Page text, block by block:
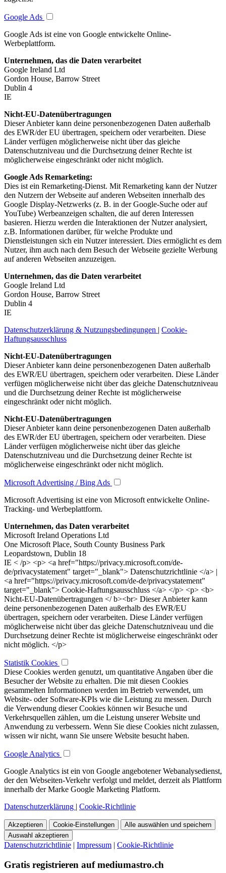
Google Ads
Google Ads ist eine von Google entwickelte Online-
Werbeplattform.
Unternehmen, das die Daten verarbeitet
Google Ireland Ltd
Gordon House, Barrow Street
Dublin 4
IE
Nicht-EU-Datenübertragungen
Dieser Anbieter kann deine personenbezogenen Daten außerhalb
des EWR/der EU übertragen, speichern oder verarbeiten. Diese
Länder verfügen möglicherweise nicht über das gleiche
Datenschutzniveau und die Durchsetzung deiner Rechte ist
möglicherweise eingeschränkt oder nicht möglich.
Google Ads Remarketing:
Dies ist ein Remarketing-Dienst. Mit Remarketing kann der Nutzer
den Nutzern der Webseite auf anderen Webseiten innerhalb des
Google Display-Netzwerks (z. B. in der Google-Suche oder auf
YouTube) Werbeanzeigen schalten, die auf deren Interessen
basieren. Hierzu werden die Interaktionen der Nutzer analysiert,
z.B. Informationen darüber, für welche Produkte und
Dienstleistungen sich ein Nutzer interessiert. Dies ermöglicht es dem
Nutzer, ihm auch nach dem Besuch der Webseite gezielte Werbung
auf anderen Webseiten anzuzeigen.
Unternehmen, das die Daten verarbeitet
Google Ireland Ltd
Gordon House, Barrow Street
Dublin 4
IE
Datenschutzerklärung & Nutzungsbedingungen | Cookie-
Haftungsausschluss
Nicht-EU-Datenübertragungen
Dieser Anbieter kann deine personenbezogenen Daten außerhalb
des EWR/EU übertragen, speichern oder verarbeiten. Diese Länder
verfügen möglicherweise nicht über das gleiche Datenschutzniveau
und die Durchsetzung deiner Rechte ist möglicherweise
eingeschränkt oder nicht möglich.
Nicht-EU-Datenübertragungen
Dieser Anbieter kann deine personenbezogenen Daten außerhalb
des EWR/der EU übertragen, speichern oder verarbeiten. Diese
Länder verfügen möglicherweise nicht über das gleiche
Datenschutzniveau und die Durchsetzung deiner Rechte ist
möglicherweise eingeschränkt oder nicht möglich.
Microsoft Advertising / Bing Ads
Microsoft Advertising ist eine von Microsoft entwickelte Online-
Tracking- und Werbeplattform.
Unternehmen, das Daten verarbeitet
Microsoft Ireland Operations Ltd
One Microsoft Place, South County Business Park
Leopardstown, Dublin 18
IE < /p> <p> <a href="https://privacy.microsoft.com/de-
de/privacystatement" target="_blank"> Datenschutzrichtlinie </a> |
<a href="https://privacy.microsoft.com/de-de/privacystatement"
target="_blank"> Cookie-Haftungsausschluss </a> </p> <p> <b>
Nicht-EU-Datenübertragungen </ b><br> Dieser Anbieter kann
deine personenbezogenen Daten außerhalb des EWR/EU
übertragen, speichern oder verarbeiten. Diese Länder verfügen
möglicherweise nicht über das gleiche Datenschutzniveau und die
Durchsetzung deiner Rechte ist möglicherweise eingeschränkt oder
nicht möglich. </p>
Statistik Cookies
Diese Cookies werden genutzt, um quantitative Angaben über die
Besucher der Website zu erhalten. Die mit diesen Cookies
gesammelten Informationen werden im Betrieb verwendet, um
Website- oder Software-KPIs wie die Leistung zu messen. Durch
die Verwendung dieser Cookies können wir Besuche und
Verkehrsquellen zählen, um die Leistung unserer Website und
Anwendung zu verbessern. Wenn Sie diese Cookies nicht zulassen,
wissen wir nicht, wann Sie unsere Website besucht haben.
Google Analytics
Google Analytics ist ein von Google angebotener Webanalysedienst,
der den Webseiten-Verkehr verfolgt und meldet, derzeit als Plattform
innerhalb der Marke Google Marketing Platform.
Datenschutzerklärung | Cookie-Richtlinie
Akzeptieren Cookie-Einstellungen
Alle auswählen und speichern
Auswahl akzeptieren
Datenschutzrichtlinie | Impressum | Cookie-Richtlinie
Gratis registrieren auf mediumastro.ch